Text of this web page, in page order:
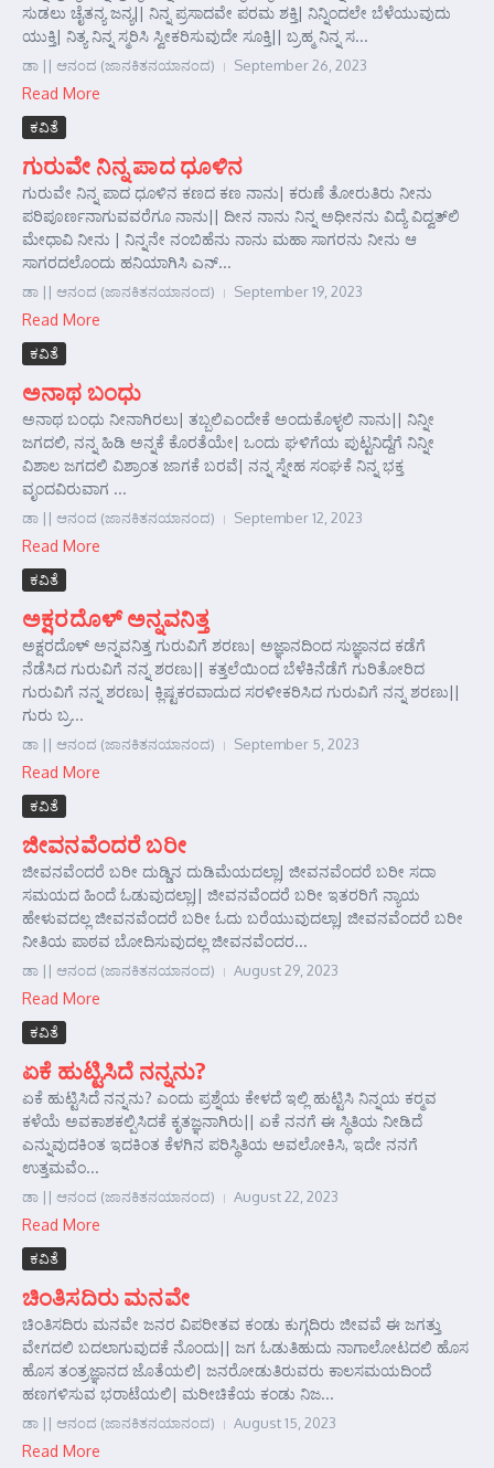
ಸುಡಲು ಚೈತನ್ಯ ಜನ್ಯ|| ನಿನ್ನ ಪ್ರಸಾದವೇ ಪರಮ ಶಕ್ತಿ| ನಿನ್ನಿಂದಲೇ ಬೆಳೆಯುವುದು
ಯುಕ್ತಿ| ನಿತ್ಯ ನಿನ್ನ ಸ್ಮರಿಸಿ ಸ್ವೀಕರಿಸುವುದೇ ಸೂಕ್ತಿ|| ಬ್ರಹ್ಮ ನಿನ್ನ ಸ...
ಡಾ || ಆನಂದ (ಜಾನಕಿತನಯಾನಂದ) September 26, 2023
Read More
ಕವಿತೆ
ಗುರುವೇ ನಿನ್ನ ಪಾದ ಧೂಳಿನ
ಗುರುವೇ ನಿನ್ನ ಪಾದ ಧೂಳಿನ ಕಣದ ಕಣ ನಾನು| ಕರುಣೆ ತೋರುತಿರು ನೀನು
ಪರಿಪೂರ್ಣನಾಗುವವರೆಗೂ ನಾನು|| ದೀನ ನಾನು ನಿನ್ನ ಅಧೀನನು ವಿದ್ಯೆ ವಿದ್ವತ್‌ಲಿ
ಮೇಧಾವಿ ನೀನು | ನಿನ್ನನೇ ನಂಬಿಹೆನು ನಾನು ಮಹಾ ಸಾಗರನು ನೀನು ಆ
ಸಾಗರದಲೊಂದು ಹನಿಯಾಗಿಸಿ ಎನ್...
ಡಾ || ಆನಂದ (ಜಾನಕಿತನಯಾನಂದ) September 19, 2023
Read More
ಕವಿತೆ
ಅನಾಥ ಬಂಧು
ಅನಾಥ ಬಂಧು ನೀನಾಗಿರಲು| ತಬ್ಬಲಿ‌ಎಂದೇಕೆ ಅಂದುಕೊಳ್ಳಲಿ ನಾನು|| ನಿನ್ನೀ
ಜಗದಲಿ, ನನ್ನ ಹಿಡಿ ಅನ್ನಕೆ ಕೊರತೆಯೇ| ಒಂದು ಘಳಿಗೆಯ ಪುಟ್ಟನಿದ್ದೆಗೆ ನಿನ್ನೀ
ವಿಶಾಲ ಜಗದಲಿ ವಿಶ್ರಾಂತ ಜಾಗಕೆ ಬರವೆ| ನನ್ನ ಸ್ನೇಹ ಸಂಘಕೆ ನಿನ್ನ ಭಕ್ತ
ವೃಂದವಿರುವಾಗ ...
ಡಾ || ಆನಂದ (ಜಾನಕಿತನಯಾನಂದ) September 12, 2023
Read More
ಕವಿತೆ
ಅಕ್ಷರದೊಳ್ ಅನ್ನವನಿತ್ತ
ಅಕ್ಷರದೊಳ್ ಅನ್ನವನಿತ್ತ ಗುರುವಿಗೆ ಶರಣು| ಅಜ್ಞಾನದಿಂದ ಸುಜ್ಞಾನದ ಕಡೆಗೆ
ನೆಡೆಸಿದ ಗುರುವಿಗೆ ನನ್ನ ಶರಣು|| ಕತ್ತಲೆಯಿಂದ ಬೆಳೆಕಿನೆಡೆಗೆ ಗುರಿತೋರಿದ
ಗುರುವಿಗೆ ನನ್ನ ಶರಣು| ಕ್ಲಿಷ್ಟಕರವಾದುದ ಸರಳೀಕರಿಸಿದ ಗುರುವಿಗೆ ನನ್ನ ಶರಣು||
ಗುರು ಬ್ರ...
ಡಾ || ಆನಂದ (ಜಾನಕಿತನಯಾನಂದ) September 5, 2023
Read More
ಕವಿತೆ
ಜೀವನವೆಂದರೆ ಬರೀ
ಜೀವನವೆಂದರೆ ಬರೀ ದುಡ್ಡಿನ ದುಡಿಮೆಯದಲ್ಲಾ| ಜೀವನವೆಂದರೆ ಬರೀ ಸದಾ
ಸಮಯದ ಹಿಂದೆ ಓಡುವುದಲ್ಲಾ|| ಜೀವನವೆಂದರೆ ಬರೀ ಇತರರಿಗೆ ನ್ಯಾಯ
ಹೇಳುವದಲ್ಲ ಜೀವನವೆಂದರೆ ಬರೀ ಓದು ಬರೆಯುವುದಲ್ಲಾ| ಜೀವನವೆಂದರೆ ಬರೀ
ನೀತಿಯ ಪಾಠವ ಬೋದಿಸುವುದಲ್ಲ ಜೀವನವೆಂದರ...
ಡಾ || ಆನಂದ (ಜಾನಕಿತನಯಾನಂದ) August 29, 2023
Read More
ಕವಿತೆ
ಏಕೆ ಹುಟ್ಟಿಸಿದೆ ನನ್ನನು?
ಏಕೆ ಹುಟ್ಟಿಸಿದೆ ನನ್ನನು? ಎಂದು ಪ್ರಶ್ನೆಯ ಕೇಳದೆ ಇಲ್ಲಿ ಹುಟ್ಟಿಸಿ ನಿನ್ನಯ ಕರ್‍ಮವ
ಕಳೆಯೆ ಅವಕಾಶಕಲ್ಪಿಸಿದಕೆ ಕೃತಜ್ಞನಾಗಿರು|| ಏಕೆ ನನಗೆ ಈ ಸ್ಥಿತಿಯ ನೀಡಿದೆ
ಎನ್ನುವುದಕಿಂತ ಇದಕಿಂತ ಕೆಳಗಿನ ಪರಿಸ್ಥಿತಿಯ ಅವಲೋಕಿಸಿ, ಇದೇ ನನಗೆ
ಉತ್ತಮವೆಂ...
ಡಾ || ಆನಂದ (ಜಾನಕಿತನಯಾನಂದ) August 22, 2023
Read More
ಕವಿತೆ
ಚಿಂತಿಸದಿರು ಮನವೇ
ಚಿಂತಿಸದಿರು ಮನವೇ ಜನರ ವಿಪರೀತವ ಕಂಡು ಕುಗ್ಗದಿರು ಜೀವವೆ ಈ ಜಗತ್ತು
ವೇಗದಲಿ ಬದಲಾಗುವುದಕೆ ನೊಂದು|| ಜಗ ಓಡುತಿಹುದು ನಾಗಾಲೋಟದಲಿ ಹೊಸ
ಹೊಸ ತಂತ್ರಜ್ಞಾನದ ಜೊತೆಯಲಿ| ಜನರೋಡುತಿರುವರು ಕಾಲಸಮಯದಿಂದೆ
ಹಣಗಳಿಸುವ ಭರಾಟೆಯಲಿ| ಮರೀಚಿಕೆಯ ಕಂಡು ನಿಜ...
ಡಾ || ಆನಂದ (ಜಾನಕಿತನಯಾನಂದ) August 15, 2023
Read More